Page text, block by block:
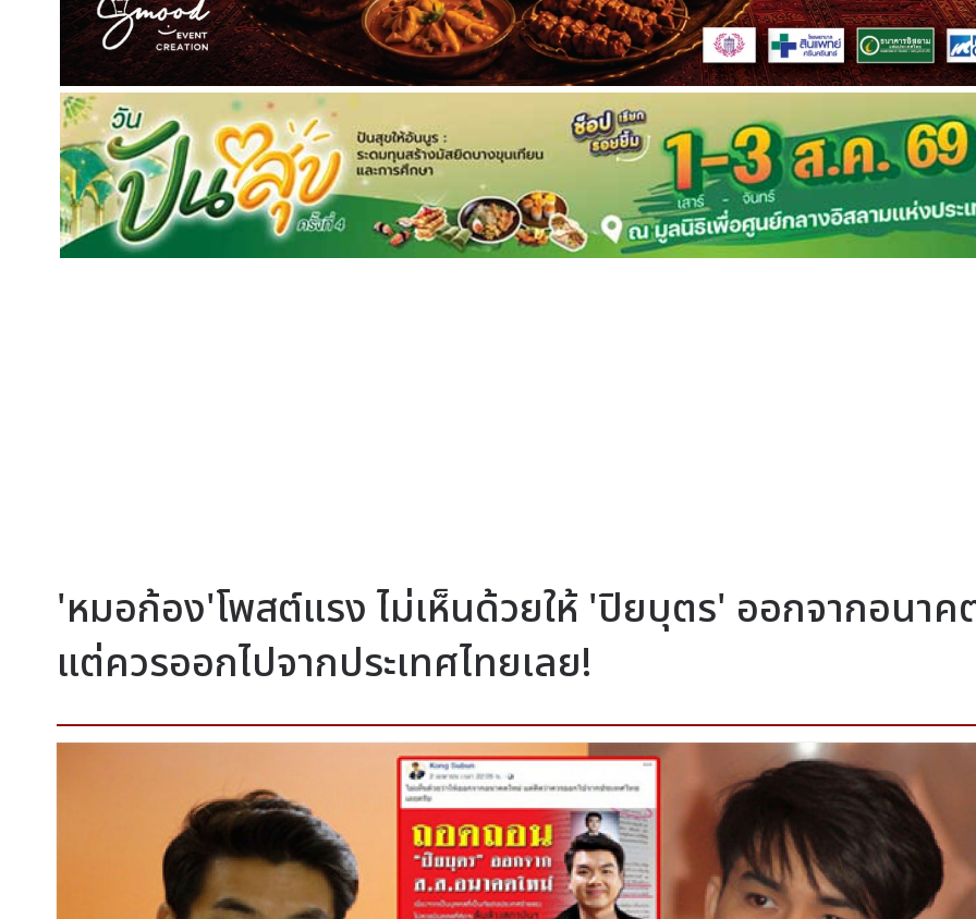
'หมอก้อง'โพสต์แรง ไม่เห็นด้วยให้ 'ปิยบุตร' ออกจากอนาค
แต่ควรออกไปจากประเทศไทยเลย!